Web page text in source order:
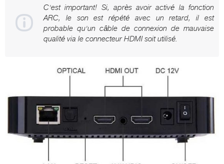
C'est important! Si, après avoir activé la fonction
ARC, le son est répété avec un retard, il est
probable qu'un câble de connexion de mauvaise
qualité via le connecteur HDMI soit utilisé.